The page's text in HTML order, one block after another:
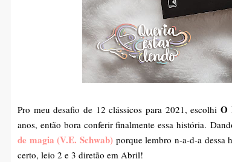
Pro meu desafio de 12 clássicos para 2021, escolhi O
anos, então bora conferir finalmente essa história.
de magia (V.E. Schwab) porque lembro n-a-d-a dessa
certo, leio 2 e 3 diretão em Abril!